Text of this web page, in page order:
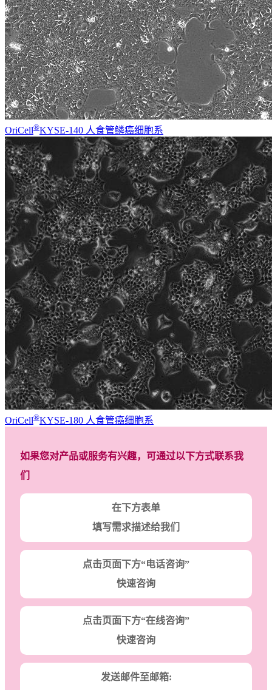
OriCell®KYSE-140 人食管鳞癌细胞系
OriCell®KYSE-180 人食管癌细胞系
如果您对产品或服务有兴趣，可通过以下方式联系我
们
在下方表单
填写需求描述给我们
点击页面下方“电话咨询”
快速咨询
点击页面下方“在线咨询”
快速咨询
发送邮件至邮箱: